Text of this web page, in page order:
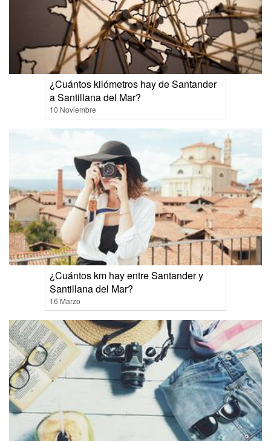
¿Cuántos kilómetros hay de Santander
a Santillana del Mar?
10 Noviembre
¿Cuántos km hay entre Santander y
Santillana del Mar?
16 Marzo